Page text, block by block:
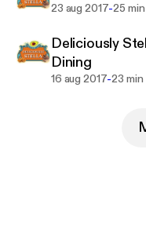
23 aug 2017-25 min
Deliciously
Dining
16 aug 2017-23 min